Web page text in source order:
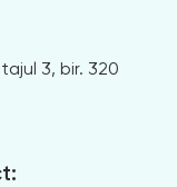
3, bir. 320